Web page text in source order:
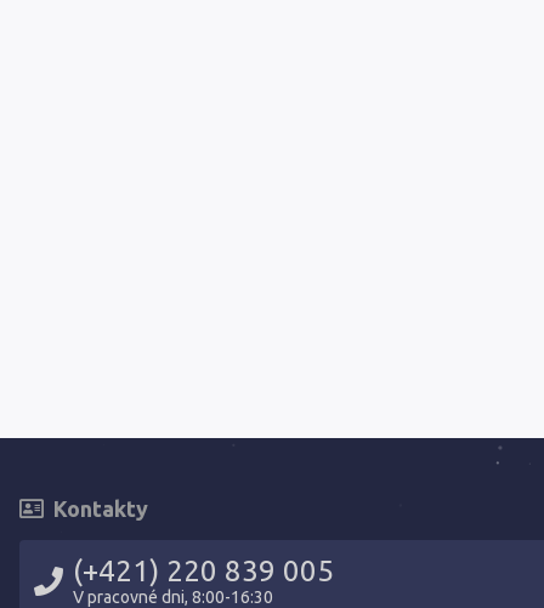
Kontakty
(+421) 220 839 005
V pracovné dni, 8:00-16:30